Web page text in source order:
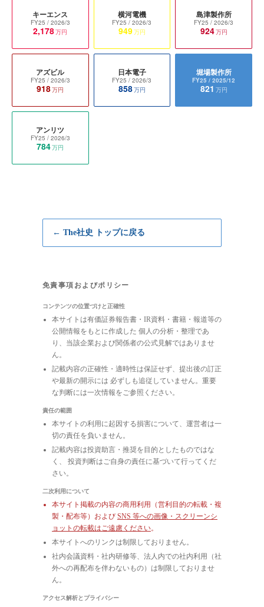
キーエンス
FY25 / 2026/3
2,178万円
横河電機
FY25 / 2026/3
949万円
島津製作所
FY25 / 2026/3
924万円
アズビル
FY25 / 2026/3
918万円
日本電子
FY25 / 2026/3
858万円
堀場製作所
FY25 / 2025/12
821 万円
アンリツ
FY25 / 2026/3
784万円
← The社史 トップに戻る
免責事項およびポリシー
コンテンツの位置づけと正確性
本サイトは有価証券報告書・IR資料・書籍・報道等の
公開情報をもとに作成した 個人の分析・整理であ
り、当該企業および関係者の公式見解ではありませ
ん。
記載内容の正確性・適時性は保証せず、提出後の訂正
や最新の開示には 必ずしも追従していません。重要
な判断には一次情報をご参照ください。
責任の範囲
本サイトの利用に起因する損害について、運営者は一
切の責任を負いません。
記載内容は投資助言・推奨を目的としたものではな
く、 投資判断はご自身の責任に基づいて行ってくだ
さい。
二次利用について
本サイト掲載の内容の商用利用（営利目的の転載・複
製・配布等）および SNS 等への画像・スクリーンシ
ョットの転載はご遠慮ください。
本サイトへのリンクは制限しておりません。
社内会議資料・社内研修等、法人内での社内利用（社
外への再配布を伴わないもの）は制限しておりませ
ん。
アクセス解析とプライバシー